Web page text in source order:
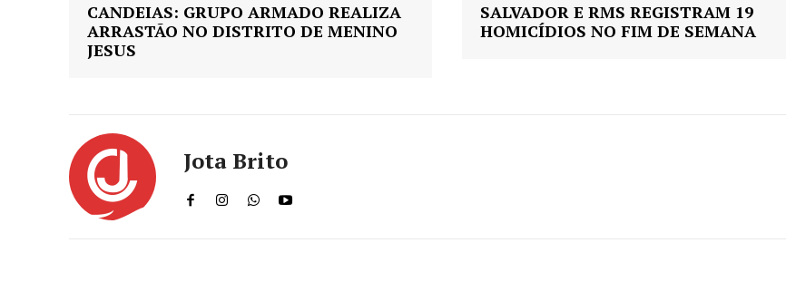
CANDEIAS: GRUPO ARMADO REALIZA
ARRASTÃO NO DISTRITO DE MENINO
JESUS
SALVADOR E RMS REGISTRAM 19
HOMICÍDIOS NO FIM DE SEMANA
Jota Brito